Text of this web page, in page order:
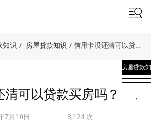
知识 / 房屋贷款知识 / 信用卡没还清可以贷款买房吗？
房屋贷款知
识
,
可以贷款买房吗？
7月10日 8,124 次